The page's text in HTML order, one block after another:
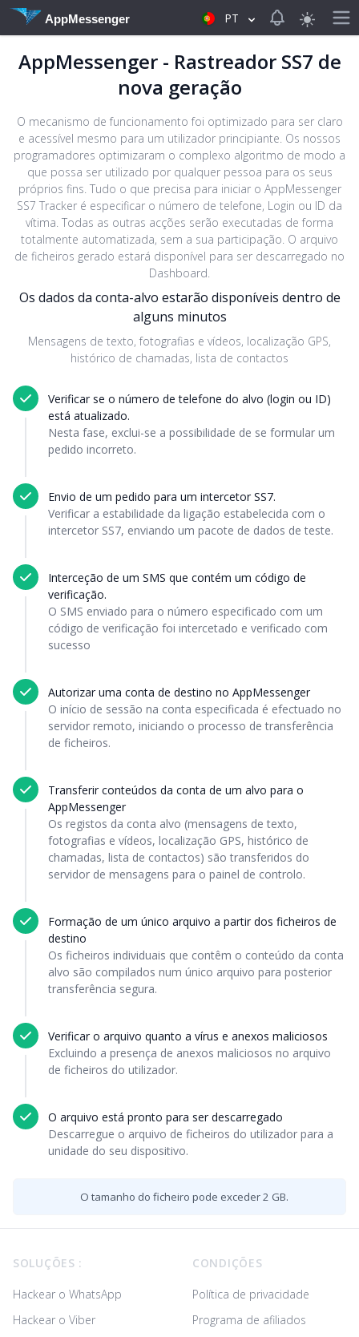
AppMessenger PT View
AppMessenger - Rastreador SS7 de
nova geração
O mecanismo de funcionamento foi optimizado para ser claro
e acessível mesmo para um utilizador principiante. Os nossos
programadores optimizaram o complexo algoritmo de modo a
que possa ser utilizado por qualquer pessoa para os seus
próprios fins. Tudo o que precisa para iniciar o AppMessenger
SS7 Tracker é especificar o número de telefone, Login ou ID da
vítima. Todas as outras acções serão executadas de forma
totalmente automatizada, sem a sua participação. O arquivo
de ficheiros gerado estará disponível para ser descarregado no
Dashboard.
Os dados da conta-alvo estarão disponíveis dentro de
alguns minutos
Mensagens de texto, fotografias e vídeos, localização GPS,
histórico de chamadas, lista de contactos
Verificar se o número de telefone do alvo (login ou ID)
está atualizado.
Nesta fase, exclui-se a possibilidade de se formular um
pedido incorreto.
Envio de um pedido para um intercetor SS7.
Verificar a estabilidade da ligação estabelecida com o
intercetor SS7, enviando um pacote de dados de teste.
Interceção de um SMS que contém um código de
verificação.
O SMS enviado para o número especificado com um
código de verificação foi intercetado e verificado com
sucesso
Autorizar uma conta de destino no AppMessenger
O início de sessão na conta especificada é efectuado no
servidor remoto, iniciando o processo de transferência
de ficheiros.
Transferir conteúdos da conta de um alvo para o
AppMessenger
Os registos da conta alvo (mensagens de texto,
fotografias e vídeos, localização GPS, histórico de
chamadas, lista de contactos) são transferidos do
servidor de mensagens para o painel de controlo.
Formação de um único arquivo a partir dos ficheiros de
destino
Os ficheiros individuais que contêm o conteúdo da conta
alvo são compilados num único arquivo para posterior
transferência segura.
Verificar o arquivo quanto a vírus e anexos maliciosos
Excluindo a presença de anexos maliciosos no arquivo
de ficheiros do utilizador.
O arquivo está pronto para ser descarregado
Descarregue o arquivo de ficheiros do utilizador para a
unidade do seu dispositivo.
O tamanho do ficheiro pode exceder 2 GB.
SOLUÇÕES :
Hackear o WhatsApp
Hackear o Viber
CONDIÇÕES
Política de privacidade
Programa de afiliados